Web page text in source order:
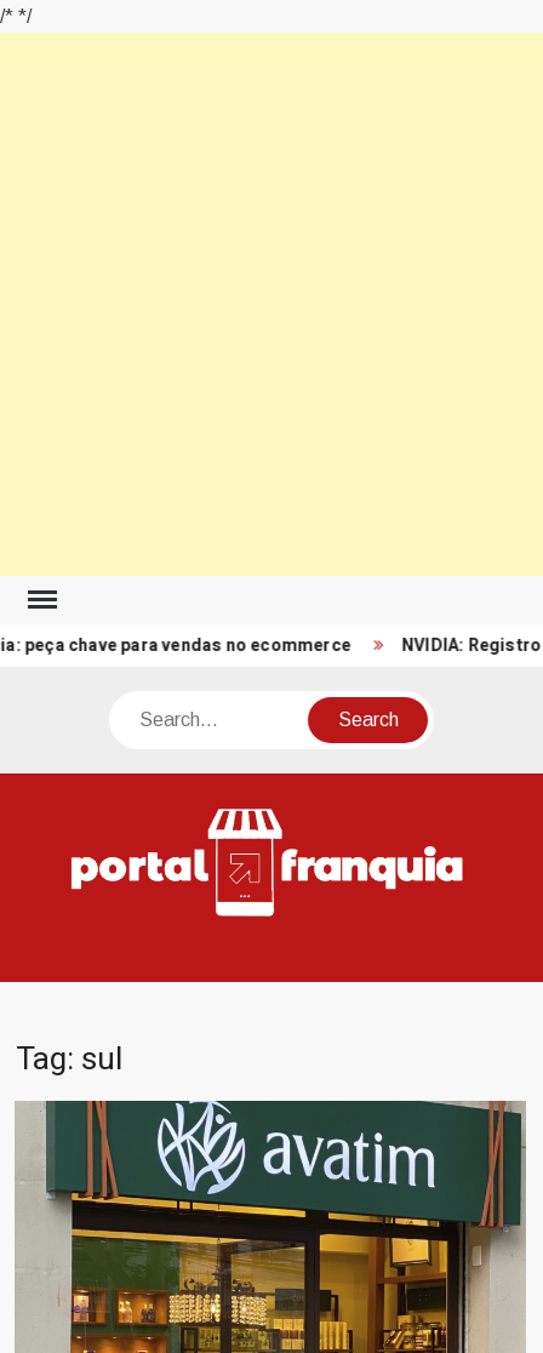
/* */
Skip
contentpara vendas no ecommerce NVIDIA: Registro de
Search
Tag: sul